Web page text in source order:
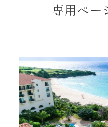
専用ペー